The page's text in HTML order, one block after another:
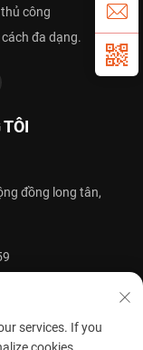
công
đa dạng.
đồng long tân,
services. If you